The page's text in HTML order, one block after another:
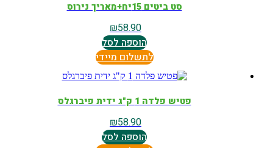
סט ביטים 15יח+מאריך נירוס
₪58.90
הוספה לסל
לתשלום מיידי
פטיש פלדה 1 ק"ג ידית פיברגלס
₪58.90
הוספה לסל